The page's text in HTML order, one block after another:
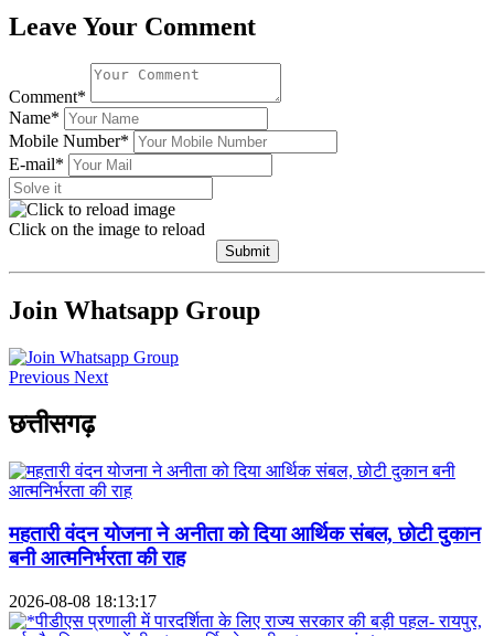
Leave Your Comment
Comment*
Name*
Mobile Number*
E-mail*
Click on the image to reload
Submit
Join Whatsapp Group
Previous Next
छत्तीसगढ़
महतारी वंदन योजना ने अनीता को दिया आर्थिक संबल, छोटी दुकान
बनी आत्मनिर्भरता की राह
2026-08-08 18:13:17